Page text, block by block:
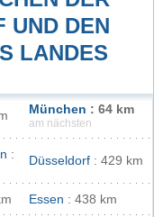
UND DEN
LANDES
München : 64 km
am nächsten
:
Düsseldorf : 429 km
Essen : 438 km